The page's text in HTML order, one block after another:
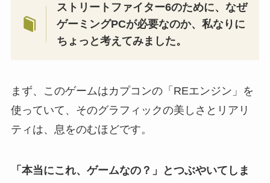
ストリートファイター6のために、なぜ
ゲーミングPCが必要なのか、私なりに
ちょっと考えてみました。
まず、このゲームはカプコンの「REエンジン」を
使っていて、そのグラフィックの美しさとリアリ
ティは、息をのむほどです。
「本当にこれ、ゲームなの？」とつぶやいてしま